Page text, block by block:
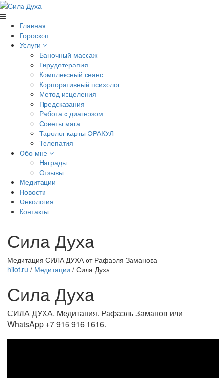
Главная
Гороскоп
Услуги
Баночный массаж
Гирудотерапия
Комплексный сеанс
Корпоративный психолог
Метод исцеления
Предсказания
Работа с диагнозом
Советы мага
Таролог карты ОРАКУЛ
Телепатия
Обо мне
Награды
Отзывы
Медитации
Новости
Онкология
Контакты
Сила Духа
Медитация СИЛА ДУХА от Рафаэля Заманова
hilot.ru / Медитации / Сила Духа
Сила Духа
СИЛА ДУХА. Медитация. Рафаэль Заманов или
WhatsApp +7 916 916 1616.